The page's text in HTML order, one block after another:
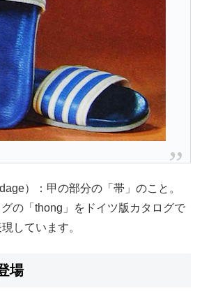
）：甲の部分の「帯」のこと。
の「thong」をドイツ版カタログで
しています。
場